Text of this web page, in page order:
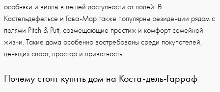
особняки и виллы в пешей доступности от полей. В
Кастельдефельсе и Гава-Мар также популярны резиденции рядом с
полями Pitch & Putt, совмещающие престиж и комфорт семейной
жизни. Такие дома особенно востребованы среди покупателей,
ценящих спорт, простор и приватность.
Почему стоит купить дом на Коста-дель-Гарраф